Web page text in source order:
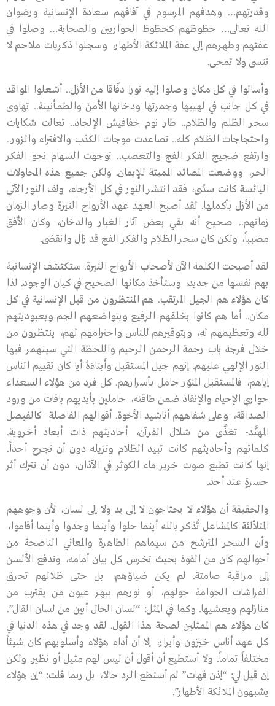
وقدرتهم… وهدفهم المرسوم في آفاقهم سعادة الإنسانية ورضوان
الله تعالى… حظوظهم كحظوظ الحواريين والصحابة… وصلوا في
عفتهم وطهرهم إلى عفة الملائكة الأطهار، وسجلوا ذكريات ملاحم لا
تنسى ولا تمحى.
وأسالوا في كل مكان وصلوا إليه نورا دفّاقا من الأزل.. أشعلوا المواقد
في كل جانب في لهيبها وجمرتها ودخانها الأمنَ والطمأنينة.. تهاوى
سحر الظلم والظلام.. طار نوم خفافيش الإلحاد.. تعالت شكايات
واحتجاجات الظلام كله.. تصاعدت موجات الكذب والافتراء والزور..
وارتفع ضجيج الفكر الفج والتعصب.. توجهت السهام نحو الفكر
الحر، ووضعت المصائد المميتة للإيمان. ولكن جميع هذه المحاولات
اليائسة كانت سدًى، فقد انتشر النور في كل الأرجاء، ولف النور الآتي
من الأزل بأكملها. لقد أصبح العهد عهد الأرواح النيرة وصار الزمان
زمانهم.. صحيح أنه بقي بعض آثار الغبار والدخان، وكان الأفق
مضبباً، ولكن كان سحر الظلام والفكر الفج قد زال وانقضى.
لقد أصبحت الكلمة الآن لأصحاب الأرواح النيرة. ستكتشف الإنسانية
بهم نفسها من جديد، وستأخذ مكانها الصحيح في كيان الوجود. لذا
كان هؤلاء هم الجيل المرتقب. هم المنتظرون من قبل الإنسانية في كل
مكان.. أما هم كانوا بخلقهم الرفيع وبتواضعهم الجم وبعبوديتهم
لله وتعظيمهم له، وبتوقيرهم للناس واحترامهم لهم، ينتظرون من
خلال فرجة باب رحمة الرحمن الرحيم واللحظة التي سينهمر فيها
النور الإلهي عليهم. إنهم جيل المستقبل وأَبناءَهُ أيا كان تقييم الناس
إياهم، فالمستقبل المنوّر حامل بأسرارهم. كل فرد من هؤلاء السعداء
حواري الإحياء والإنقاذ ضمن طاقته، حاملين بأيديهم باقات من ورود
الصداقة، وعلى شفاههم أناشيد الأخوة. أقوالهم الفاصلة -كالفيصل
المهنَّد- تغذَّى من شلاّل القرآن، أحاديثهم ذات أبعاد أخروية.
كلماتهم وأحاديثهم كانت تبيد الظلام وتزيله دون أن تجرح أحداً.
إنها كانت تطبع صوت خرير ماء الكوثر في الآذان، دون أن تترك أثر
حسرةٍ عند أحد.
والحقيقة أن هؤلاء لا يحتاجون لا إلى يد ولا إلى لسان، لأن وجوههم
المتلألئة كالمشاعل تُذكر بالله أينما حلوا وأينما وجدوا وأينما أقاموا،
وأن السحر المترشح من سيماهم الطاهرة والمعاني الناضحة من
أحوالهم كان من القوة بحيث تخرس كل بيان أمامه، وتدفع الألسن
إلى مراقبة صامتة. لم يكن ضياؤهم، بل حتى ظلالهم تحرق
الفراشات الحوامة حولهم، أو نورهم يبهر عيون من يقترب من
منازلهم ويعشيها. وكما في المثل: “لسان الحال أبين من لسان القال”.
كان هؤلاء هم الممثلين لصحة هذا القول. لقد وجد في هذه الدنيا في
كل عهد أناس خيّرون وأبرار، إلا أن أداء هؤلاء وأسلوبهم كان شيئاً
مختلفاً تماماً. ولا أستطيع أن أقول أن ليس لهم مثيل أو نظير. ولكن
إن قيل لي: “إذن فهات” لم أستطع الرد حالاً، بل ربما قلت: “إن هؤلاء
يشبهون الملائكة الأطهار”.